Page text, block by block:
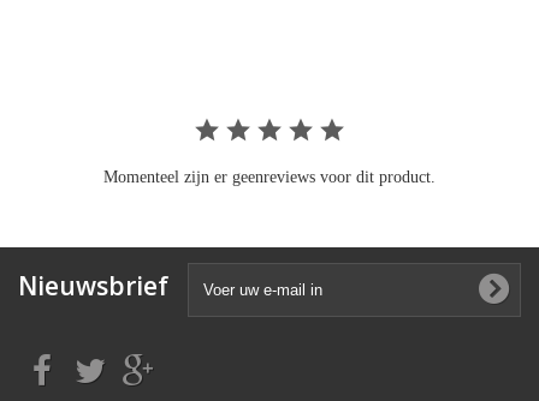
Momenteel zijn er geenreviews voor dit product.
Nieuwsbrief